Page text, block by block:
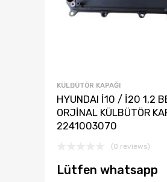
KÜLBÜTÖR KAPAĞI
HYUNDAI İ10 / İ20 1,2
ORJİNAL KÜLBÜTÖR
2241003070
(0 reviews)
Lütfen whatsapp